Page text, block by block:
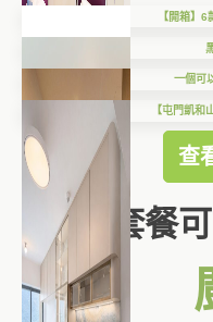
【開箱】
一個可
【屯門凱和
查
套餐